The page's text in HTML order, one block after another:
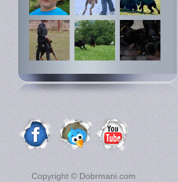
Copyright © Dobrmani.com